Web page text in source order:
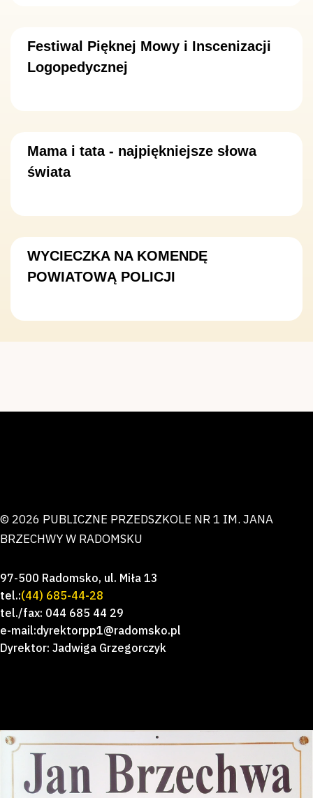
Festiwal Pięknej Mowy i Inscenizacji
Logopedycznej
Mama i tata - najpiękniejsze słowa
świata
WYCIECZKA NA KOMENDĘ
POWIATOWĄ POLICJI
© 2026 PUBLICZNE PRZEDSZKOLE NR 1 IM. JANA
BRZECHWY W RADOMSKU
97-500 Radomsko, ul. Miła 13
tel.:(44) 685-44-28
tel./fax: 044 685 44 29
e-mail:dyrektorpp1@radomsko.pl
Dyrektor: Jadwiga Grzegorczyk